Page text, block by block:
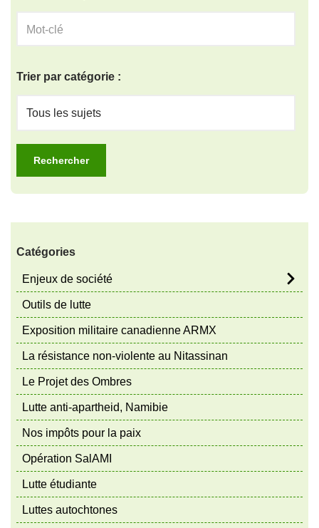
Trier par catégorie :
Catégories
Enjeux de société
Outils de lutte
Exposition militaire canadienne ARMX
La résistance non-violente au Nitassinan
Le Projet des Ombres
Lutte anti-apartheid, Namibie
Nos impôts pour la paix
Opération SalAMI
Lutte étudiante
Luttes autochtones